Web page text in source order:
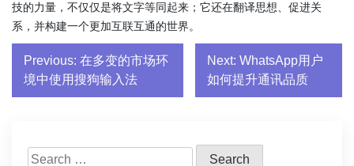
技的力量，不仅仅是将文字等同起来；它还在翻译思想、促进关
系，并构建一个更加互联互通的世界。
Post
navigation
Previous: 在多变的市场环
境中使用搜狗输入法
Next: WhatsApp用户
如何提升通讯品质
Search